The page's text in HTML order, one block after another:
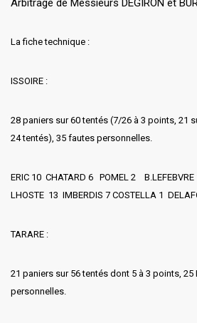
Arbitrage de Messieurs DEGIRON et
La fiche technique :
ISSOIRE :
28 paniers sur 60 tentés (7/26 à 3 points, 21
24 tentés), 35 fautes personnelles.
ERIC 10 CHATARD 6 POMEL 2 B.LEFEBVRE
LHOSTE 13 IMBERDIS 7 COSTELLA 1
TARARE :
21 paniers sur 56 tentés dont 5 à 3 points, 25
personnelles.